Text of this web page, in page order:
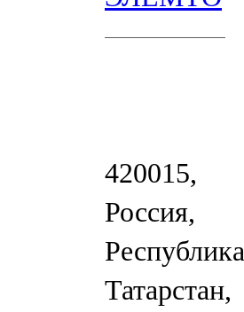
420015,
Россия,
Республика
Татарстан,